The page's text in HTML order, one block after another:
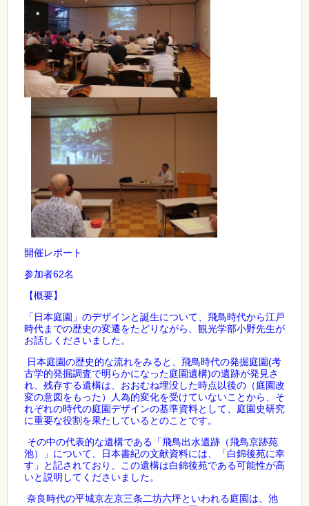
開催レポート
参加者62名
【概要】
「日本庭園」のデザインと誕生について、飛鳥時代から江戸
時代までの歴史の変遷をたどりながら、観光学部小野先生が
お話しくださいました。
日本庭園の歴史的な流れをみると、飛鳥時代の発掘庭園(考
古学的発掘調査で明らかになった庭園遺構)の遺跡が発見さ
れ、残存する遺構は、おおむね埋没した時点以後の（庭園改
変の意図をもった）人為的変化を受けていないことから、そ
れぞれの時代の庭園デザインの基準資料として、庭園史研究
に重要な役割を果たしているとのことです。
その中の代表的な遺構である「飛鳥出水遺跡（飛鳥京跡苑
池）」について、日本書紀の文献資料には、「白錦後苑に幸
す」と記されており、この遺構は白錦後苑である可能性が高
いと説明してくださいました。
奈良時代の平城京左京三条二坊六坪といわれる庭園は、池